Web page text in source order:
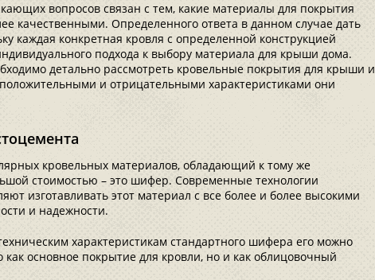
вопросов связан с тем, какие материалы для покрытия
качественными. Определенного ответа в данном случае дать
каждая конкретная кровля с определенной конструкцией
подхода к выбору материала для крыши дома.
детально рассмотреть кровельные покрытия для крыши и
и отрицательными характеристиками они
кровельных материалов, обладающий к тому же
стоимостью – это шифер. Современные технологии
изготавливать этот материал с все более и более высокими
и надежности.
характеристикам стандартного шифера его можно
как основное покрытие для кровли, но и как облицовочный